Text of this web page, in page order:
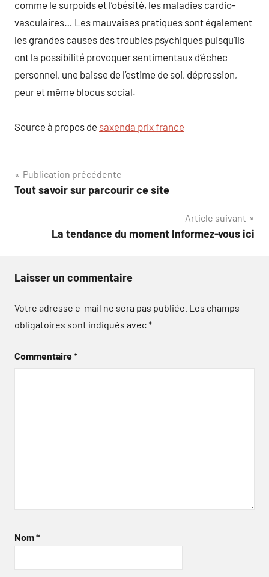
comme le surpoids et l’obésité, les maladies cardio-
vasculaires… Les mauvaises pratiques sont également
les grandes causes des troubles psychiques puisqu’ils
ont la possibilité provoquer sentimentaux d’échec
personnel, une baisse de l’estime de soi, dépression,
peur et même blocus social.
Source à propos de saxenda prix france
Navigation
de
Publication précédente
Tout savoir sur parcourir ce site
Article suivant
La tendance du moment Informez-vous ici
Laisser un commentaire
Votre adresse e-mail ne sera pas publiée. Les champs
obligatoires sont indiqués avec*
Commentaire*
Nom*